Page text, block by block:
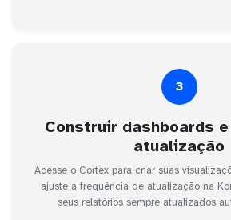
3
Construir dashboards
atualização
Acesse o Cortex para criar suas
ajuste a frequência de atualização na
seus relatórios sempre atualizados